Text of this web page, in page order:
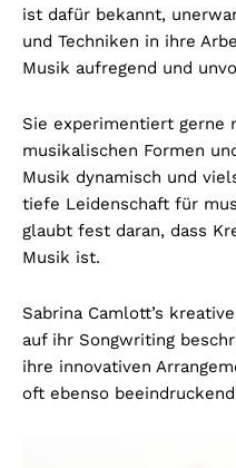
ist dafür bekannt,
und Techniken in ihre
Musik aufregend und
Sie experimentiert gerne
musikalischen Formen
Musik dynamisch und
tiefe Leidenschaft für
glaubt fest daran, dass
Musik ist.
Sabrina Camlott’s
auf ihr Songwriting
ihre innovativen
oft ebenso